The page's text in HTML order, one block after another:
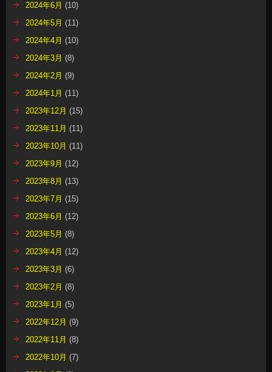
2024年6月 (10)
2024年5月 (11)
2024年4月 (10)
2024年3月 (8)
2024年2月 (9)
2024年1月 (11)
2023年12月 (15)
2023年11月 (11)
2023年10月 (11)
2023年9月 (12)
2023年8月 (13)
2023年7月 (15)
2023年6月 (12)
2023年5月 (8)
2023年4月 (12)
2023年3月 (6)
2023年2月 (8)
2023年1月 (5)
2022年12月 (9)
2022年11月 (8)
2022年10月 (7)